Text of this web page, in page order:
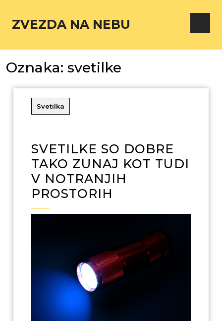
ZVEZDA NA NEBU
Oznaka: svetilke
Svetilka
SVETILKE SO DOBRE
TAKO ZUNAJ KOT TUDI
V NOTRANJIH
PROSTORIH